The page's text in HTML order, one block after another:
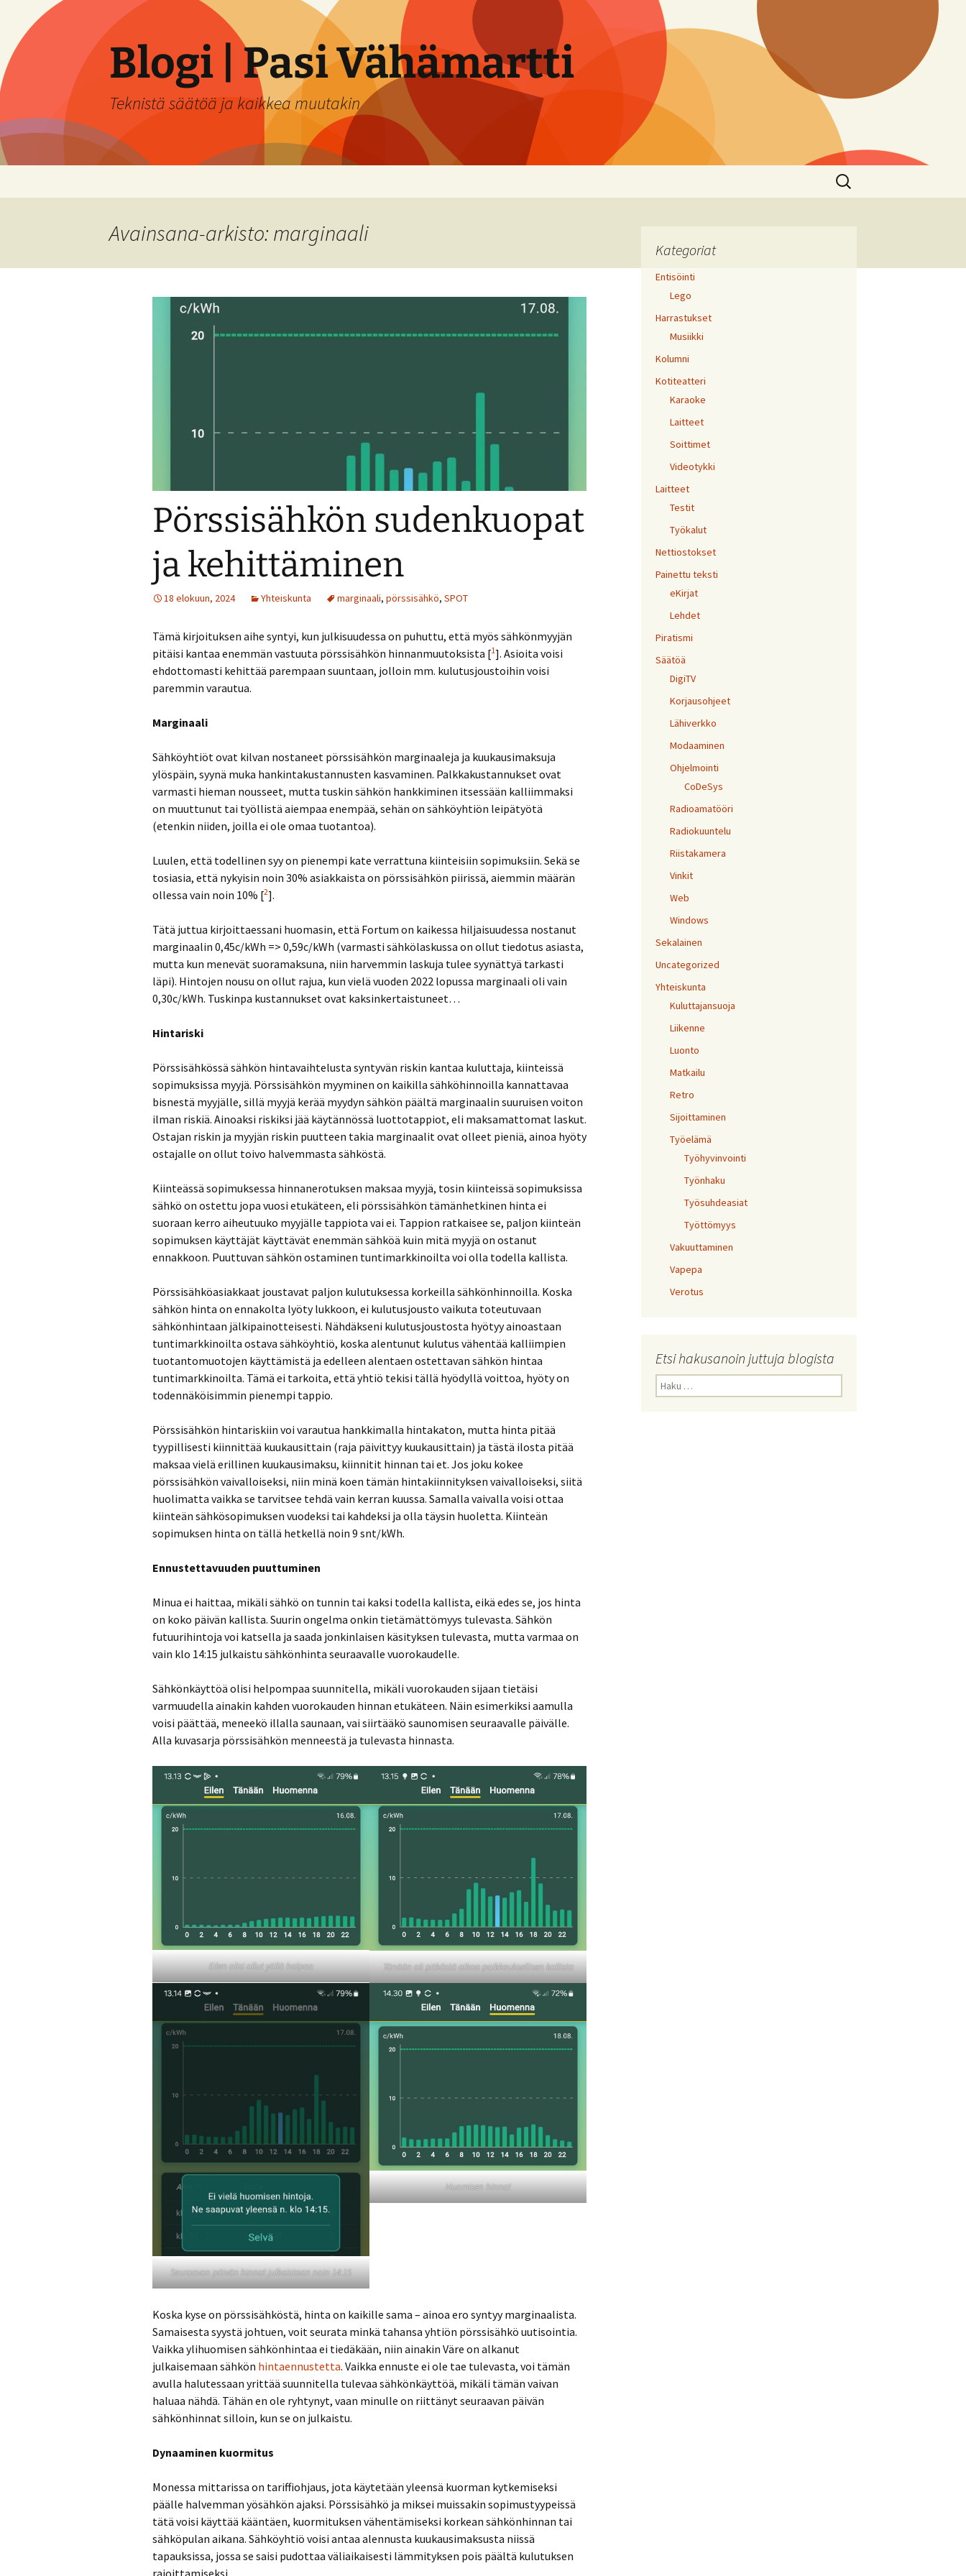
sisältöön
Blogi | Pasi Vähämartti
Teknistä säätöä ja kaikkea muutakin
Haku:
Avainsana-arkisto: marginaali
Pörssisähkön sudenkuopat
ja kehittäminen
18 elokuun, 2024 Yhteiskunta marginaali, pörssisähkö, SPOT
Tämä kirjoituksen aihe syntyi, kun julkisuudessa on puhuttu, että myös sähkönmyyjän
pitäisi kantaa enemmän vastuuta pörssisähkön hinnanmuutoksista [1]. Asioita voisi
ehdottomasti kehittää parempaan suuntaan, jolloin mm. kulutusjoustoihin voisi
paremmin varautua.
Marginaali
Sähköyhtiöt ovat kilvan nostaneet pörssisähkön marginaaleja ja kuukausimaksuja
ylöspäin, syynä muka hankintakustannusten kasvaminen. Palkkakustannukset ovat
varmasti hieman nousseet, mutta tuskin sähkön hankkiminen itsessään kalliimmaksi
on muuttunut tai työllistä aiempaa enempää, sehän on sähköyhtiön leipätyötä
(etenkin niiden, joilla ei ole omaa tuotantoa).
Luulen, että todellinen syy on pienempi kate verrattuna kiinteisiin sopimuksiin. Sekä se
tosiasia, että nykyisin noin 30% asiakkaista on pörssisähkön piirissä, aiemmin määrän
ollessa vain noin 10% [2].
Tätä juttua kirjoittaessani huomasin, että Fortum on kaikessa hiljaisuudessa nostanut
marginaalin 0,45c/kWh => 0,59c/kWh (varmasti sähkölaskussa on ollut tiedotus asiasta,
mutta kun menevät suoramaksuna, niin harvemmin laskuja tulee syynättyä tarkasti
läpi). Hintojen nousu on ollut rajua, kun vielä vuoden 2022 lopussa marginaali oli vain
0,30c/kWh. Tuskinpa kustannukset ovat kaksinkertaistuneet…
Hintariski
Pörssisähkössä sähkön hintavaihtelusta syntyvän riskin kantaa kuluttaja, kiinteissä
sopimuksissa myyjä. Pörssisähkön myyminen on kaikilla sähköhinnoilla kannattavaa
bisnestä myyjälle, sillä myyjä kerää myydyn sähkön päältä marginaalin suuruisen voiton
ilman riskiä. Ainoaksi riskiksi jää käytännössä luottotappiot, eli maksamattomat laskut.
Ostajan riskin ja myyjän riskin puutteen takia marginaalit ovat olleet pieniä, ainoa hyöty
ostajalle on ollut toivo halvemmasta sähköstä.
Kiinteässä sopimuksessa hinnanerotuksen maksaa myyjä, tosin kiinteissä sopimuksissa
sähkö on ostettu jopa vuosi etukäteen, eli pörssisähkön tämänhetkinen hinta ei
suoraan kerro aiheutuuko myyjälle tappiota vai ei. Tappion ratkaisee se, paljon kiinteän
sopimuksen käyttäjät käyttävät enemmän sähköä kuin mitä myyjä on ostanut
ennakkoon. Puuttuvan sähkön ostaminen tuntimarkkinoilta voi olla todella kallista.
Pörssisähköasiakkaat joustavat paljon kulutuksessa korkeilla sähkönhinnoilla. Koska
sähkön hinta on ennakolta lyöty lukkoon, ei kulutusjousto vaikuta toteutuvaan
sähkönhintaan jälkipainotteisesti. Nähdäkseni kulutusjoustosta hyötyy ainoastaan
tuntimarkkinoilta ostava sähköyhtiö, koska alentunut kulutus vähentää kalliimpien
tuotantomuotojen käyttämistä ja edelleen alentaen ostettavan sähkön hintaa
tuntimarkkinoilta. Tämä ei tarkoita, että yhtiö tekisi tällä hyödyllä voittoa, hyöty on
todennäköisimmin pienempi tappio.
Pörssisähkön hintariskiin voi varautua hankkimalla hintakaton, mutta hinta pitää
tyypillisesti kiinnittää kuukausittain (raja päivittyy kuukausittain) ja tästä ilosta pitää
maksaa vielä erillinen kuukausimaksu, kiinnitit hinnan tai et. Jos joku kokee
pörssisähkön vaivalloiseksi, niin minä koen tämän hintakiinnityksen vaivalloiseksi, siitä
huolimatta vaikka se tarvitsee tehdä vain kerran kuussa. Samalla vaivalla voisi ottaa
kiinteän sähkösopimuksen vuodeksi tai kahdeksi ja olla täysin huoletta. Kiinteän
sopimuksen hinta on tällä hetkellä noin 9 snt/kWh.
Ennustettavuuden puuttuminen
Minua ei haittaa, mikäli sähkö on tunnin tai kaksi todella kallista, eikä edes se, jos hinta
on koko päivän kallista. Suurin ongelma onkin tietämättömyys tulevasta. Sähkön
futuurihintoja voi katsella ja saada jonkinlaisen käsityksen tulevasta, mutta varmaa on
vain klo 14:15 julkaistu sähkönhinta seuraavalle vuorokaudelle.
Sähkönkäyttöä olisi helpompaa suunnitella, mikäli vuorokauden sijaan tietäisi
varmuudella ainakin kahden vuorokauden hinnan etukäteen. Näin esimerkiksi aamulla
voisi päättää, meneekö illalla saunaan, vai siirtääkö saunomisen seuraavalle päivälle.
Alla kuvasarja pörssisähkön menneestä ja tulevasta hinnasta.
Eilen olisi ollut yöllä halpaa Tänään oli pitkästä aikaa poikkeuksellisen kallista
Seuraavan päivän hinnat julkaistaan noin 14:15
Huomisen hinnat
Koska kyse on pörssisähköstä, hinta on kaikille sama – ainoa ero syntyy marginaalista.
Samaisesta syystä johtuen, voit seurata minkä tahansa yhtiön pörssisähkö uutisointia.
Vaikka ylihuomisen sähkönhintaa ei tiedäkään, niin ainakin Väre on alkanut
julkaisemaan sähkön hintaennustetta. Vaikka ennuste ei ole tae tulevasta, voi tämän
avulla halutessaan yrittää suunnitella tulevaa sähkönkäyttöä, mikäli tämän vaivan
haluaa nähdä. Tähän en ole ryhtynyt, vaan minulle on riittänyt seuraavan päivän
sähkönhinnat silloin, kun se on julkaistu.
Dynaaminen kuormitus
Monessa mittarissa on tariffiohjaus, jota käytetään yleensä kuorman kytkemiseksi
päälle halvemman yösähkön ajaksi. Pörssisähkö ja miksei muissakin sopimustyypeissä
tätä voisi käyttää kääntäen, kuormituksen vähentämiseksi korkean sähkönhinnan tai
sähköpulan aikana. Sähköyhtiö voisi antaa alennusta kuukausimaksusta niissä
tapauksissa, jossa se saisi pudottaa väliaikaisesti lämmityksen pois päältä kulutuksen
rajoittamiseksi.
Kategoriat
Entisöinti
Lego
Harrastukset
Musiikki
Kolumni
Kotiteatteri
Karaoke
Laitteet
Soittimet
Videotykki
Laitteet
Testit
Työkalut
Nettiostokset
Painettu teksti
eKirjat
Lehdet
Piratismi
Säätöä
DigiTV
Korjausohjeet
Lähiverkko
Modaaminen
Ohjelmointi
CoDeSys
Radioamatööri
Radiokuuntelu
Riistakamera
Vinkit
Web
Windows
Sekalainen
Uncategorized
Yhteiskunta
Kuluttajansuoja
Liikenne
Luonto
Matkailu
Retro
Sijoittaminen
Työelämä
Työhyvinvointi
Työnhaku
Työsuhdeasiat
Työttömyys
Vakuuttaminen
Vapepa
Verotus
Etsi hakusanoin juttuja blogista
Haku: